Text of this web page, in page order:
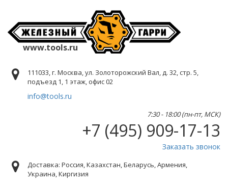
www.tools.ru
111033, г. Москва, ул. Золоторожский Вал, д. 32, стр. 5,
подъезд 1, 1 этаж, офис 02
info@tools.ru
7:30 - 18:00 (пн-пт, МСК)
+7 (495) 909-17-13
Заказать звонок
Доставка: Россия, Казахстан, Беларусь, Армения,
Украина, Киргизия